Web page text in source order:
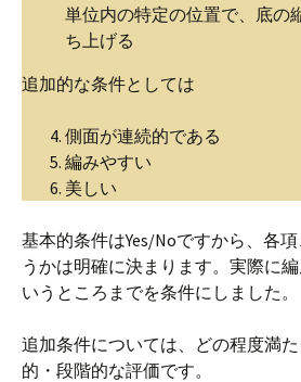
単位内の特定の位置で、底の
ち上げる
追加的な条件としては
側面が連続的である
編みやすい
美しい
基本的条件はYes/Noですから、各
うかは明確に決まります。実際に
いうところまでを条件にしました。
追加条件については、どの程度満
的・段階的な評価です。